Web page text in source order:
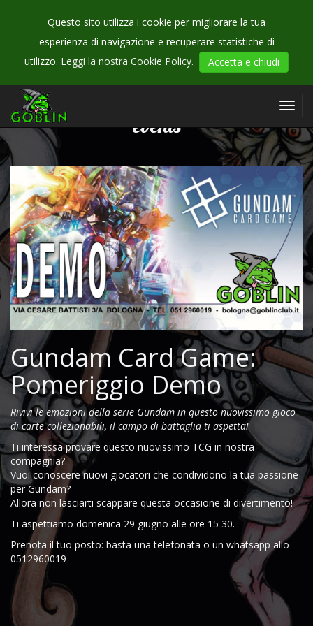
Questo sito utilizza i cookie per migliorare la tua
esperienza di navigazione e recuperare statistiche di
utilizzo. Leggi la nostra Cookie Policy. Accetta e chiudi
OUR
events
Gundam Card Game:
Pomeriggio Demo
Rivivi le emozioni della serie Gundam in questo nuovissimo gioco
di carte collezionabili, il campo di battaglia ti aspetta!
Ti interessa provare questo nuovissimo TCG in nostra
compagnia?
Vuoi conoscere nuovi giocatori che condividono la tua passione
per Gundam?
Allora non lasciarti scappare questa occasione di divertimento!
Ti aspettiamo domenica 29 giugno alle ore 15 30.
Prenota il tuo posto: basta una telefonata o un whatsapp allo
0512960019